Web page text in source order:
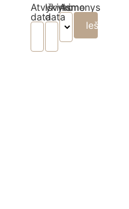
Atvykimo
data
Išvykimo
data
Asmenys